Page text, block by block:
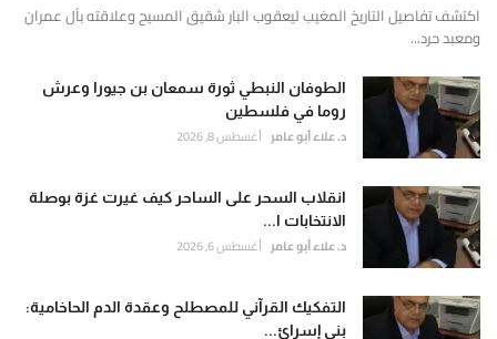
اكتشف تفاصيل التاريخ المغيب ليعقوب البار شقيق المسيح وعلاقته بآل عمران
ومعبد حرد...
الطوفان النبطي ثورة سمعان بن جيورا وعرش
روما في فلسطين
د. علاء أبو عامر أغسطس 8, 2026
انقلاب السحر على الساحر كيف غيرت غزة بوصلة
الانتخابات ا...
د. علاء أبو عامر أغسطس 6, 2026
التفكيك القرآني للمصطلح وعقدة الدم الحاخامية:
بني إسرائ...